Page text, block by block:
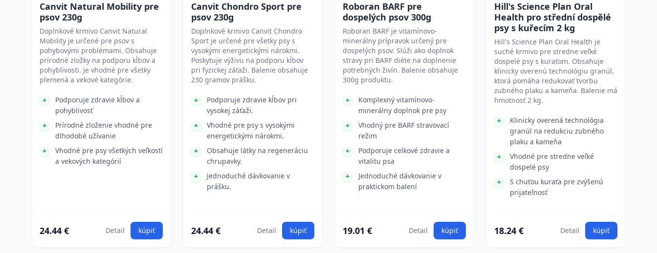
Canvit Natural Mobility pre
psov 230g
Doplnkové krmivo Canvit Natural
Mobility je určené pre psov s
pohybovými problémami. Obsahuje
prírodné zložky na podporu kĺbov a
pohyblivosti. Je vhodné pre všetky
plemená a vekové kategórie.
Podporuje zdravie kĺbov a
pohyblivosť
Prírodné zloženie vhodné pre
dlhodobé užívanie
Vhodné pre psy všetkých veľkostí
a vekových kategórií
24.44 € Detail kúpiť
Canvit Chondro Sport pre
psov 230g
Doplnkové krmivo Canvit Chondro
Sport je určené pre všetky psy s
vysokými energetickými nárokmi.
Poskytuje výživu na podporu kĺbov
pri fyzickej záťaži. Balenie obsahuje
230 gramov prášku.
Podporuje zdravie kĺbov pri
vysokej záťaži.
Vhodné pre psy s vysokými
energetickými nárokmi.
Obsahuje látky na regeneráciu
chrupavky.
Jednoduché dávkovanie v
prášku.
24.44 € Detail kúpiť
Roboran BARF pre
dospelých psov 300g
Roboran BARF je vitamínovo-
minerálny prípravok určený pre
dospelých psov. Slúži ako doplnok
stravy pri BARF diéte na doplnenie
potrebných živín. Balenie obsahuje
300g produktu.
Komplexný vitamínovo-
minerálny doplnok pre psy
Vhodný pre BARF stravovací
režim
Podporuje celkové zdravie a
vitalitu psa
Jednoduché dávkovanie v
praktickom balení
19.01 € Detail kúpiť
Hill's Science Plan Oral
Health pro střední dospělé
psy s kuřecím 2 kg
Hill's Science Plan Oral Health je
suché krmivo pre stredne veľké
dospelé psy s kuraťom. Obsahuje
klinicky overenú technológiu granúl,
ktorá pomáha redukovať tvorbu
zubného plaku a kameňa. Balenie má
hmotnosť 2 kg.
Klinicky overená technológia
granúl na redukciu zubného
plaku a kameňa
Vhodné pre stredne veľké
dospelé psy
S chuťou kuraťa pre zvýšenú
prijateľnosť
18.24 € Detail kúpiť